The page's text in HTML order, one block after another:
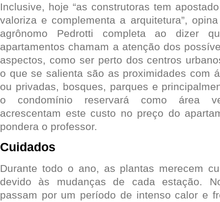
Inclusive, hoje “as construtoras tem
valoriza e complementa a arquitetura”,
agrônomo Pedrotti completa ao dizer
apartamentos chamam a atenção dos
aspectos, como ser perto dos centros
o que se salienta são as proximidades com
ou privadas, bosques, parques e
o condomínio reservará como área
acrescentam este custo no preço do
pondera o professor.
Cuidados
Durante todo o ano, as plantas merecem
devido às mudanças de cada estação.
passam por um período de intenso calor e